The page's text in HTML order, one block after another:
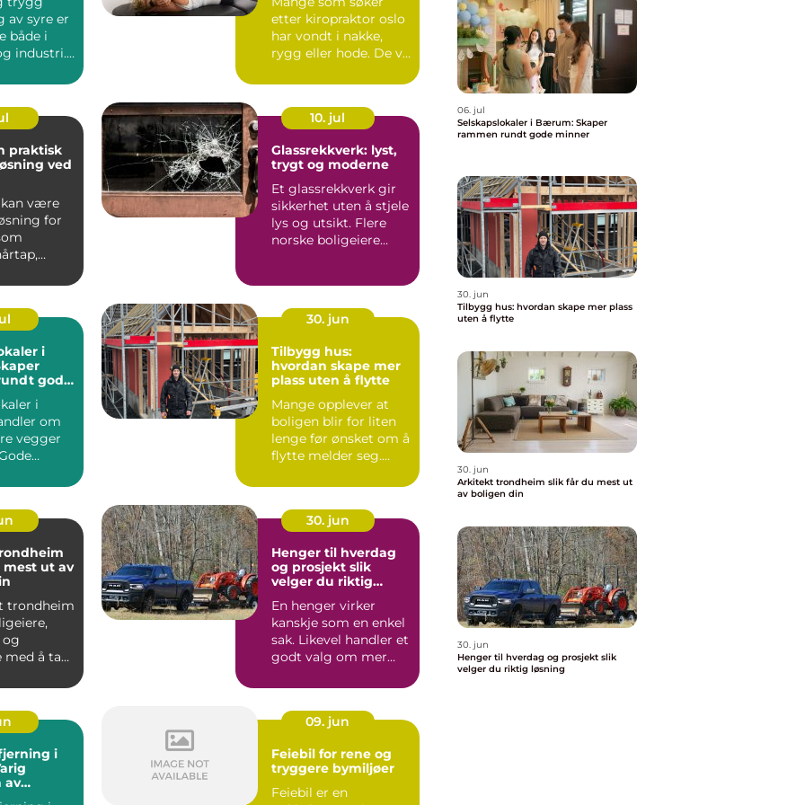
av syre er
både i
industri.
etter kiropraktor oslo
har vondt i nakke,
rygg eller hode. De vil
praktisk
ved
kan være
for
10. jul
Glassrekkverk: lyst,
trygt og moderne
Et glassrekkverk gir
sikkerhet uten å stjele
lys og utsikt. Flere
norske boligeiere
i
gode
i
om
vegger
30. jun
Tilbygg hus:
hvordan skape mer
plass uten å flytte
Mange opplever at
boligen blir for liten
lenge før ønsket om å
flytte melder seg.
mest ut av
trondheim
og
med å ta
30. jun
Henger til hverdag
og prosjekt slik
velger du riktig
En henger virker
kanskje som en enkel
sak. Likevel handler et
godt valg om mer
lastekapa...
i
av
09. jun
Feiebil for rene og
tryggere bymiljøer
Feiebil er en
06. jul
Selskapslokaler i Bærum: Skaper
rammen rundt gode minner
30. jun
Tilbygg hus: hvordan skape mer plass
uten å flytte
30. jun
Arkitekt trondheim slik får du mest ut
av boligen din
30. jun
Henger til hverdag og prosjekt slik
velger du riktig løsning